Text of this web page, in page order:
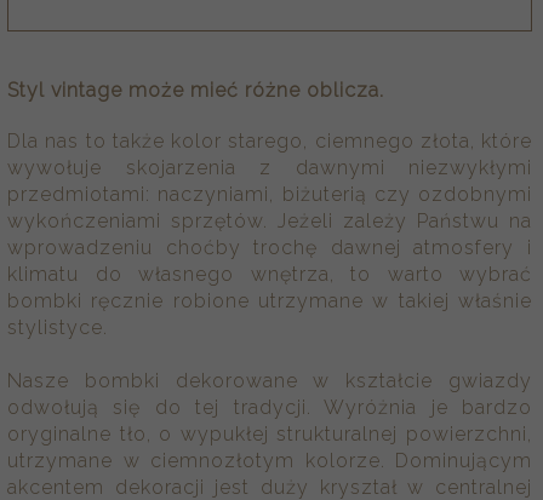
Styl vintage może mieć różne oblicza.
Dla nas to także kolor starego, ciemnego złota, które
wywołuje skojarzenia z dawnymi niezwykłymi
przedmiotami: naczyniami, biżuterią czy ozdobnymi
wykończeniami sprzętów. Jeżeli zależy Państwu na
wprowadzeniu choćby trochę dawnej atmosfery i
klimatu do własnego wnętrza, to warto wybrać
bombki ręcznie robione utrzymane w takiej właśnie
stylistyce.
Nasze bombki dekorowane w kształcie gwiazdy
odwołują się do tej tradycji. Wyróżnia je bardzo
oryginalne tło, o wypukłej strukturalnej powierzchni,
utrzymane w ciemnozłotym kolorze. Dominującym
akcentem dekoracji jest duży kryształ w centralnej